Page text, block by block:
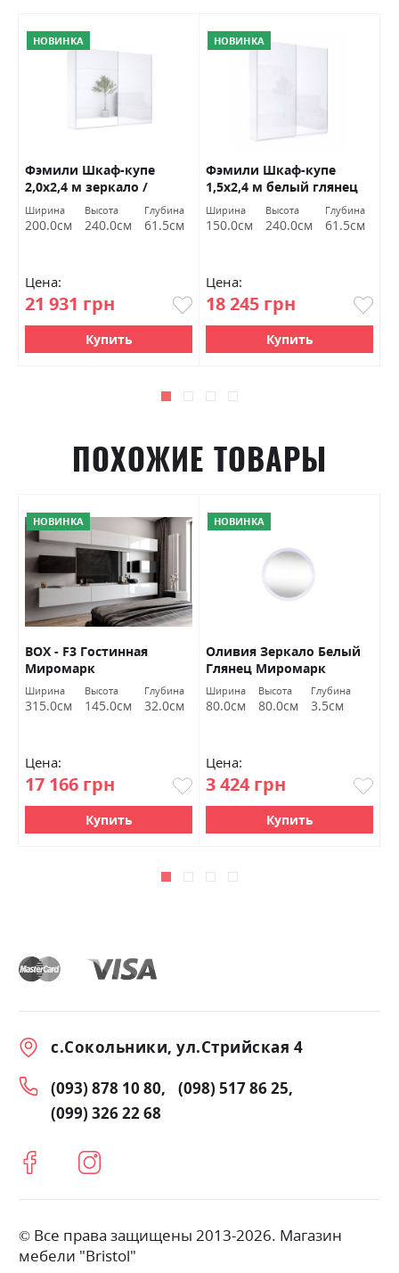
НОВИНКА
Фэмили Шкаф-купе
2,0х2,4 м зеркало /
белый глянец Миромарк
Ширина
200.0см
Высота
240.0см
Глубина
61.5см
Цена:
21 931 грн
Купить
НОВИНКА
Фэмили Шкаф-купе
1,5х2,4 м белый глянец
Миромарк
Ширина
150.0см
Высота
240.0см
Глубина
61.5см
Цена:
18 245 грн
Купить
ПОХОЖИЕ ТОВАРЫ
НОВИНКА
ВОХ - F3 Гостинная
Миромарк
Ширина
315.0см
Высота
145.0см
Глубина
32.0см
Цена:
17 166 грн
Купить
НОВИНКА
Оливия Зеркало Белый
Глянец Миромарк
Ширина
80.0см
Высота
80.0см
Глубина
3.5см
Цена:
3 424 грн
Купить
с.Сокольники, ул.Стрийская 4
(093) 878 10 80
(098) 517 86 25
(099) 326 22 68
© Все права защищены 2013-2026. Магазин
мебели "Bristol"